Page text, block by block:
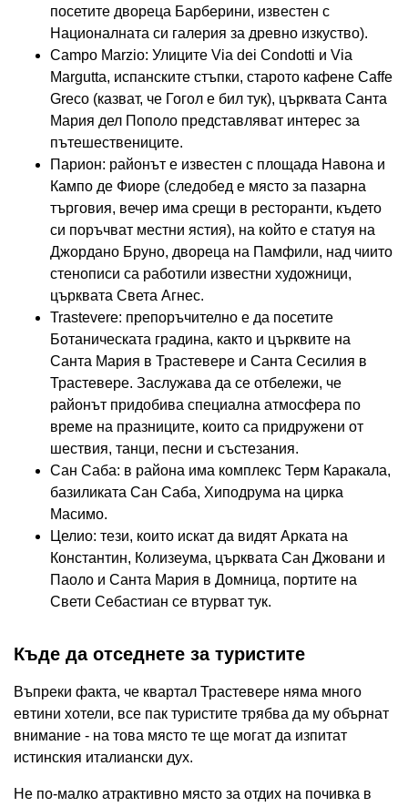
посетите двореца Барберини, известен с
Националната си галерия за древно изкуство).
Campo Marzio: Улиците Via dei Condotti и Via
Margutta, испанските стъпки, старото кафене Caffe
Greco (казват, че Гогол е бил тук), църквата Санта
Мария дел Пополо представляват интерес за
пътешествениците.
Парион: районът е известен с площада Навона и
Кампо де Фиоре (следобед е място за пазарна
търговия, вечер има срещи в ресторанти, където
си поръчват местни ястия), на който е статуя на
Джордано Бруно, двореца на Памфили, над чиито
стенописи са работили известни художници,
църквата Света Агнес.
Trastevere: препоръчително е да посетите
Ботаническата градина, както и църквите на
Санта Мария в Трастевере и Санта Сесилия в
Трастевере. Заслужава да се отбележи, че
районът придобива специална атмосфера по
време на празниците, които са придружени от
шествия, танци, песни и състезания.
Сан Саба: в района има комплекс Терм Каракала,
базиликата Сан Саба, Хиподрума на цирка
Масимо.
Целио: тези, които искат да видят Арката на
Константин, Колизеума, църквата Сан Джовани и
Паоло и Санта Мария в Домница, портите на
Свети Себастиан се втурват тук.
Къде да отседнете за туристите
Въпреки факта, че квартал Трастевере няма много
евтини хотели, все пак туристите трябва да му обърнат
внимание - на това място те ще могат да изпитат
истинския италиански дух.
Не по-малко атрактивно място за отдих на почивка в